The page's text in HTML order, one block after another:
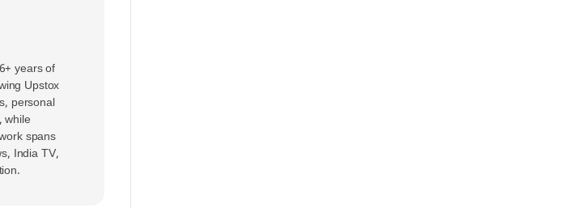
years of
Upstox
personal
while
spans
India TV,